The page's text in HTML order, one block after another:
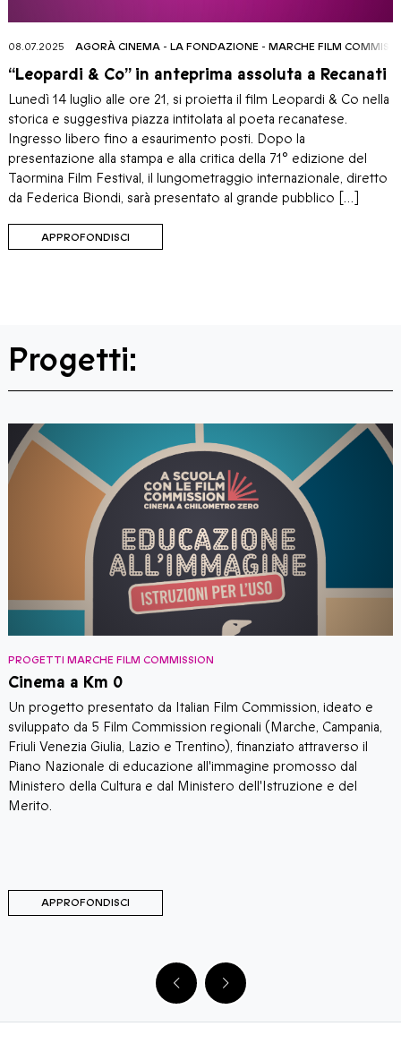
08.07.2025 AGORÀ CINEMA - LA FONDAZIONE - MARCHE FILM
“Leopardi & Co” in anteprima assoluta a Recanati
Lunedì 14 luglio alle ore 21, si proietta il film Leopardi & Co nella
storica e suggestiva piazza intitolata al poeta recanatese.
Ingresso libero fino a esaurimento posti. Dopo la
presentazione alla stampa e alla critica della 71° edizione del
Taormina Film Festival, il lungometraggio internazionale, diretto
da Federica Biondi, sarà presentato al grande pubblico […]
APPROFONDISCI
Progetti:
PROGETTI MARCHE FILM COMMISSION
Cinema a Km 0
Un progetto presentato da Italian Film Commission, ideato e
sviluppato da 5 Film Commission regionali (Marche, Campania,
Friuli Venezia Giulia, Lazio e Trentino), finanziato attraverso il
Piano Nazionale di educazione all'immagine promosso dal
Ministero della Cultura e dal Ministero dell'Istruzione e del
Merito.
APPROFONDISCI